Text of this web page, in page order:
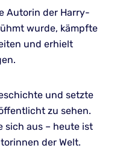
Autorin der Harry-
wurde, kämpfte
und erhielt
und setzte
zu sehen.
sich aus – heute ist
der Welt.